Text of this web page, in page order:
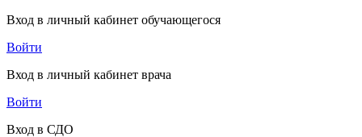
Вход в личный кабинет обучающегося
Войти
Вход в личный кабинет врача
Войти
Вход в СДО